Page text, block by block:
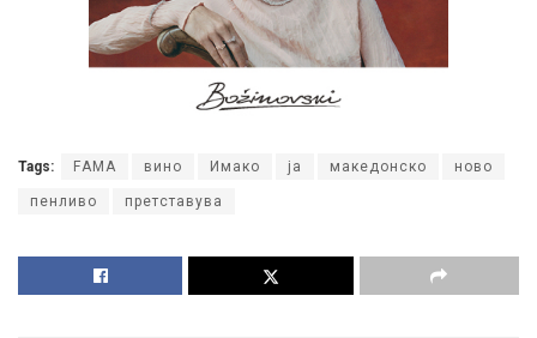
Tags: FАМА вино Имако ја македонско ново
пенливо претставува